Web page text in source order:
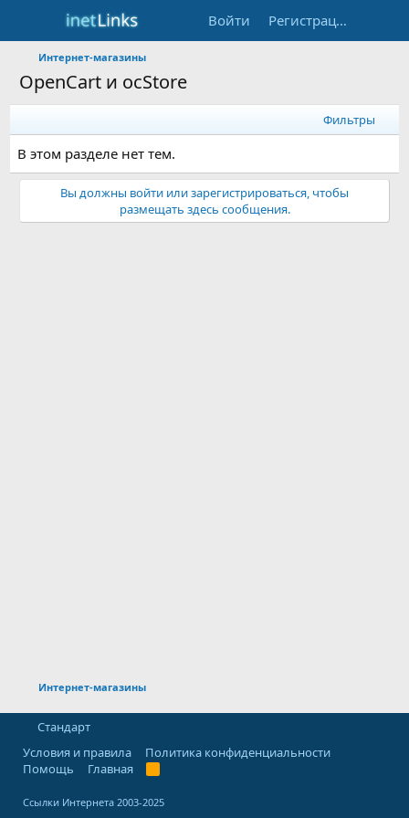
Войти Регистрация
Интернет-магазины
OpenCart и ocStore
Фильтры
В этом разделе нет тем.
Вы должны войти или зарегистрироваться, чтобы
размещать здесь сообщения.
Интернет-магазины
Стандарт
Условия и правила
Политика конфиденциальности
Помощь
Главная
R
Ссылки Интернета 2003-2025